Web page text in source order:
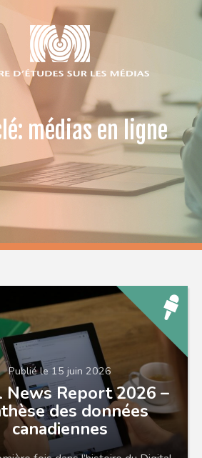
médias en ligne
Publié le 15 juin 2026
News Report 2026 –
des données
canadiennes